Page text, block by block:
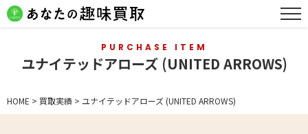
PURCHASE ITEM
ユナイテッドアローズ (UNITED ARROWS)
HOME > 買取実績 > ユナイテッドアローズ (UNITED ARROWS)